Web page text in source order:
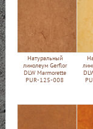
Натуральный
линолеум Gerflor
DLW Marmorette
PUR-125-008